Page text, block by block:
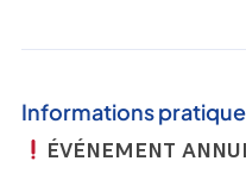
Informations
ÉVÉNEMENT